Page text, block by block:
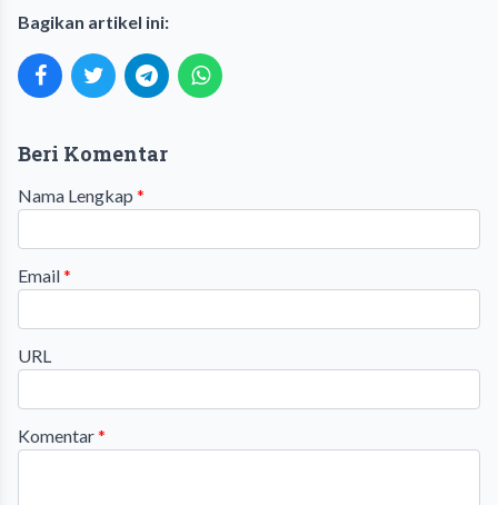
Bagikan artikel ini:
Beri Komentar
Nama Lengkap *
Email*
URL
Komentar*